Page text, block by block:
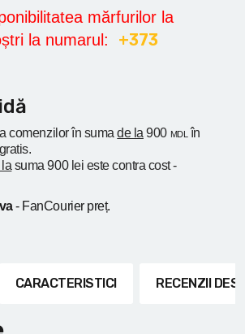
mărfurilor la
la numarul: +373
comenzilor în sumade la 900 MDL în
suma 900 lei este contra cost -
- FanCourier preț.
CARACTERISTICI RECENZII